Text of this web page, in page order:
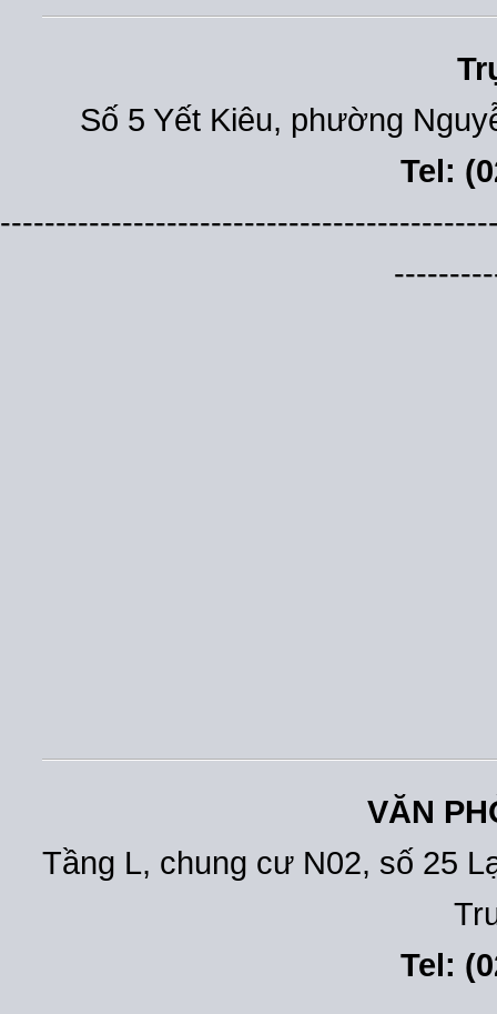
Số 5 Yết Kiêu, phường
Tel:
VĂN
Tầng L, chung cư N02, số 25
Tel: